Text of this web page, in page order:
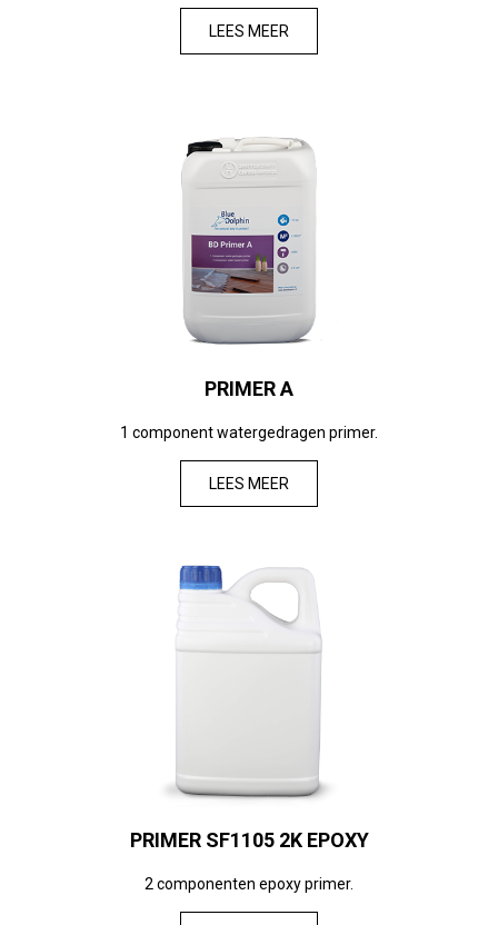
LEES MEER
PRIMER A
1 component watergedragen primer.
LEES MEER
PRIMER SF1105 2K EPOXY
2 componenten epoxy primer.